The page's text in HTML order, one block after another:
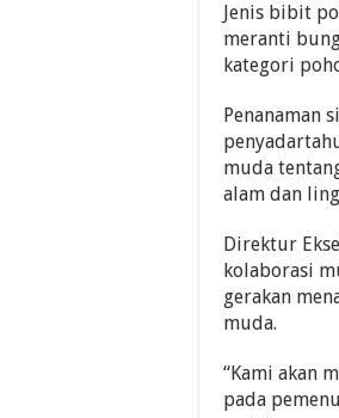
Jenis bibit
meranti
kategori
Penanaman
muda
alam dan
Direktur
kolaborasi
gerakan
muda.
“Kami akan
pada